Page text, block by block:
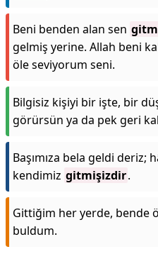
Beni benden alan sen
gelmiş yerine. Allah beni
öle seviyorum seni.
Bilgisiz kişiyi bir işte, bir
görürsün ya da pek geri
Başımıza bela geldi deriz;
kendimiz gitmişizdir.
Gittiğim her yerde, bende
buldum.